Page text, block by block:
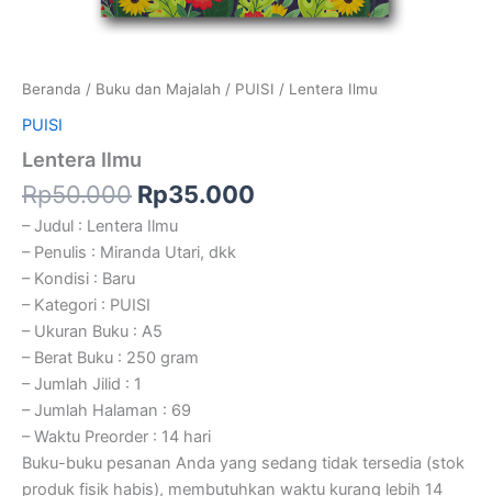
Beranda / Buku dan Majalah / PUISI / Lentera Ilmu
PUISI
Lentera Ilmu
Rp50.000 Rp35.000
– Judul : Lentera Ilmu
– Penulis : Miranda Utari, dkk
– Kondisi : Baru
– Kategori : PUISI
– Ukuran Buku : A5
– Berat Buku : 250 gram
– Jumlah Jilid : 1
– Jumlah Halaman : 69
– Waktu Preorder : 14 hari
Buku-buku pesanan Anda yang sedang tidak tersedia (stok
produk fisik habis), membutuhkan waktu kurang lebih 14